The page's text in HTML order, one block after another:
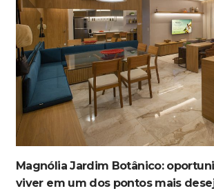
Magnólia Jardim Botânico:
viver em um dos pontos mais